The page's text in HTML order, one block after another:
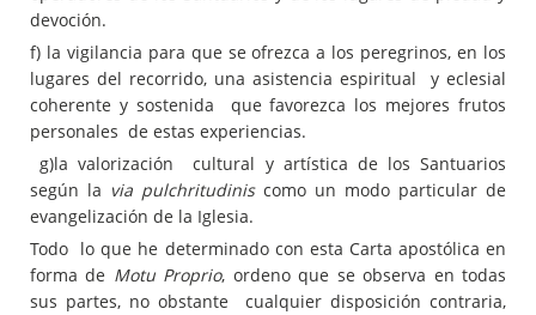
devoción.
f) la vigilancia para que se ofrezca a los peregrinos, en los
lugares del recorrido, una asistencia espiritual y eclesial
coherente y sostenida que favorezca los mejores frutos
personales de estas experiencias.
g)la valorización cultural y artística de los Santuarios
según la via pulchritudiniscomo un modo particular de
evangelización de la Iglesia.
Todo lo que he determinado con esta Carta apostólica en
forma de Motu Proprio, ordeno que se observa en todas
sus partes, no obstante cualquier disposición contraria,